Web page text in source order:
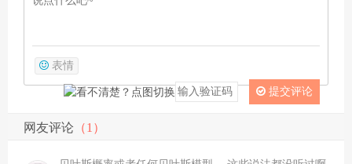
表情
提交评论
网友评论 （1）